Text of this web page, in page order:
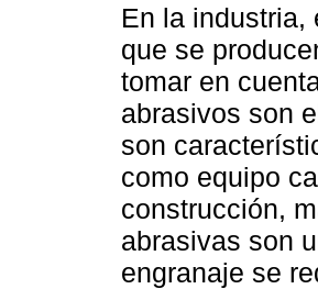
En la industria,
que se
tomar en
abrasivos son
son
como equipo
construcción,
abrasivas son
engranaje se